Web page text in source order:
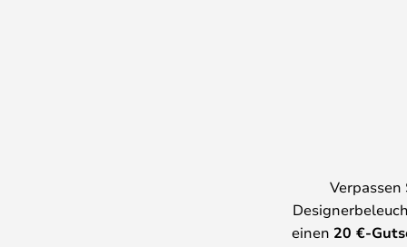
Verpassen
einen 20 €-